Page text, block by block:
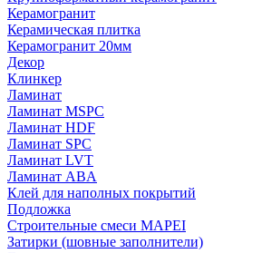
Керамогранит
Керамическая плитка
Керамогранит 20мм
Декор
Клинкер
Ламинат
Ламинат MSPC
Ламинат HDF
Ламинат SPC
Ламинат LVT
Ламинат ABA
Клей для наполных покрытий
Подложка
Строительные смеси MAPEI
Затирки (шовные заполнители)